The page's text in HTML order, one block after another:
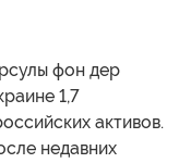
фон дер
1,7
активов.
недавних